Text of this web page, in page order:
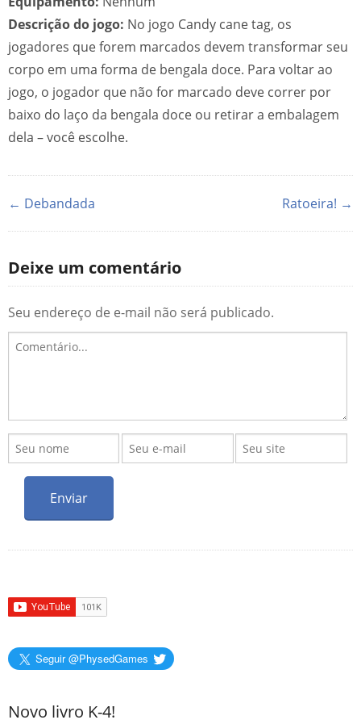
Descrição do jogo: No jogo Candy cane tag, os
jogadores que forem marcados devem transformar seu
corpo em uma forma de bengala doce. Para voltar ao
jogo, o jogador que não for marcado deve correr por
baixo do laço da bengala doce ou retirar a embalagem
dela – você escolhe.
← Debandada Ratoeira! →
Deixe um comentário
Seu endereço de e-mail não será publicado.
Seguir @PhysedGames
Novo livro K-4!